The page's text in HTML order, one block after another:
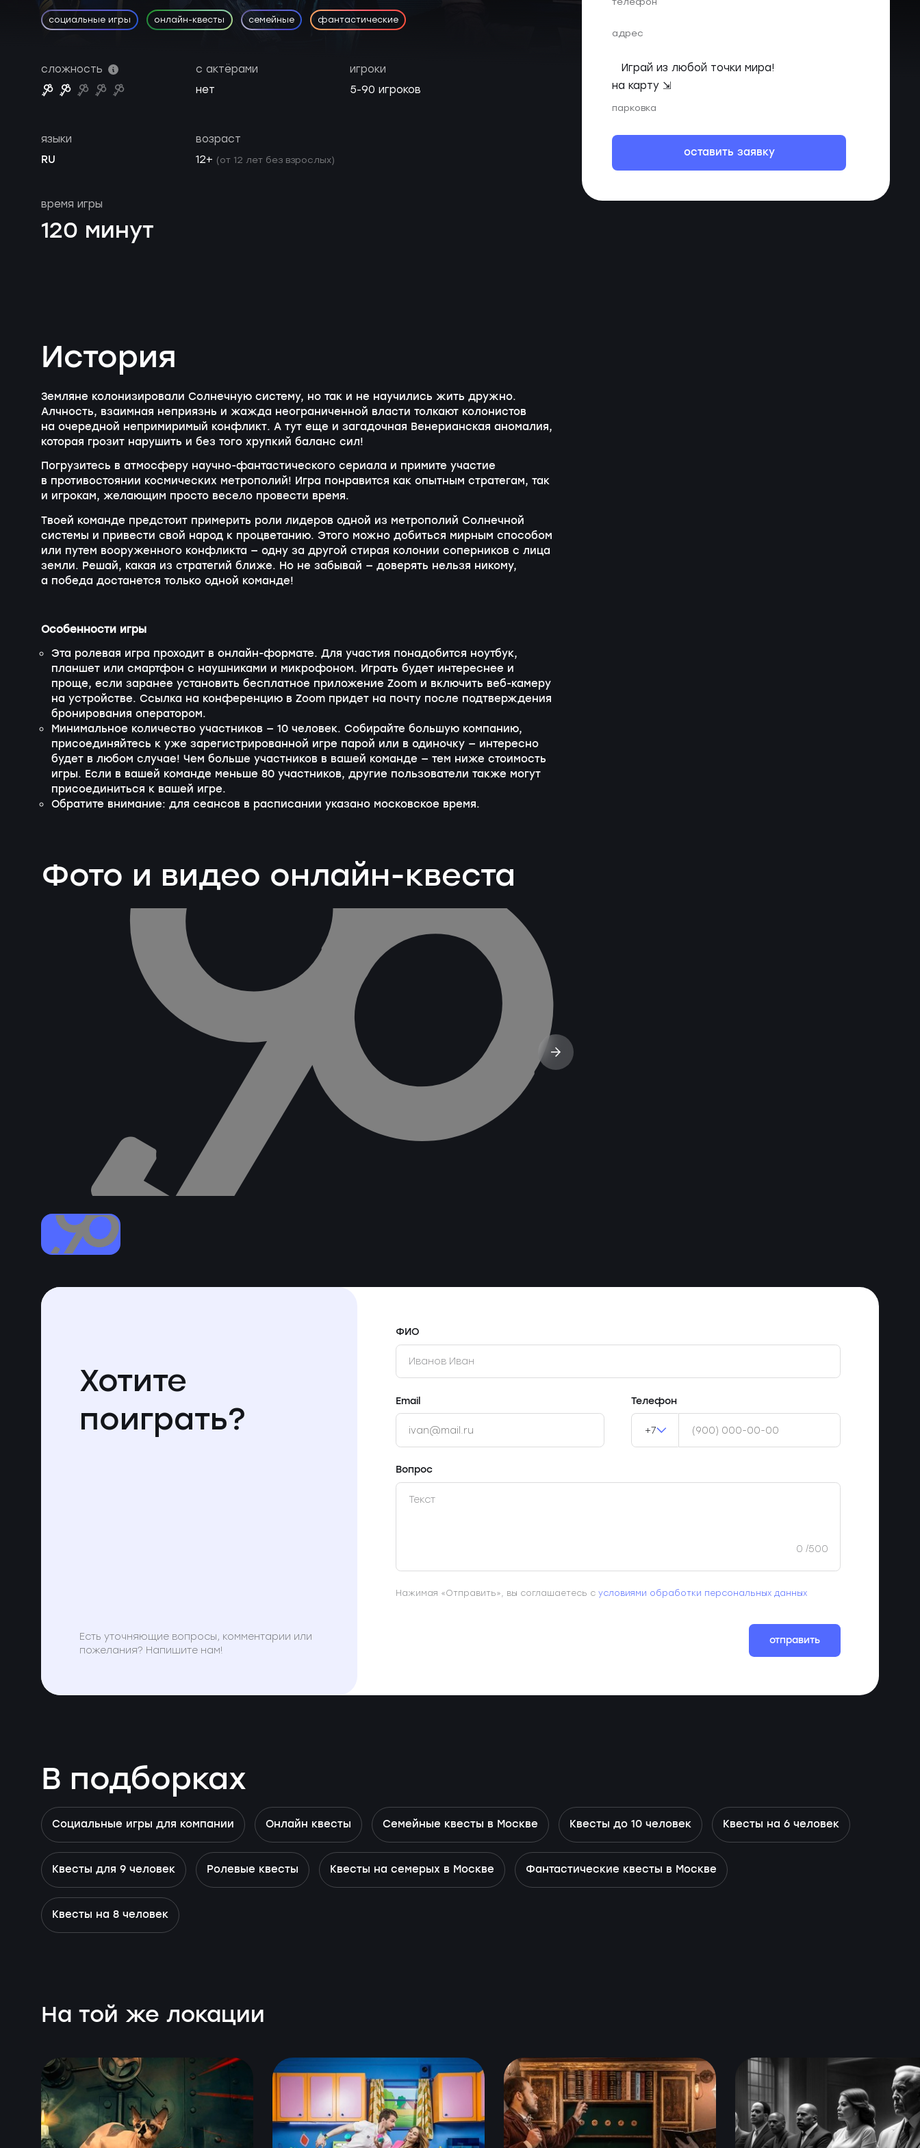
социальные игры онлайн-квесты семейные фантастические
адрес
Играй из любой точки мира!
на карту ⇲
парковка
оставить заявку
сложность
с актёрами
нет
игроки
5-90 игроков
языки
RU
возраст
12+ (от 12 лет без взрослых)
время игры
120 минут
История
Земляне колонизировали Солнечную систему, но так и не научились жить дружно.
Алчность, взаимная неприязнь и жажда неограниченной власти толкают колонистов
на очередной непримиримый конфликт. А тут еще и загадочная Венерианская аномалия,
которая грозит нарушить и без того хрупкий баланс сил!
Погрузитесь в атмосферу научно-фантастического сериала и примите участие
в противостоянии космических метрополий! Игра понравится как опытным стратегам, так
и игрокам, желающим просто весело провести время.
Твоей команде предстоит примерить роли лидеров одной из метрополий Солнечной
системы и привести свой народ к процветанию. Этого можно добиться мирным способом
или путем вооруженного конфликта — одну за другой стирая колонии соперников с лица
земли. Решай, какая из стратегий ближе. Но не забывай — доверять нельзя никому,
а победа достанется только одной команде!
Особенности игры
Эта ролевая игра проходит в онлайн-формате. Для участия понадобится ноутбук,
планшет или смартфон с наушниками и микрофоном. Играть будет интереснее и
проще, если заранее установить бесплатное приложение Zoom и включить веб-камеру
на устройстве. Ссылка на конференцию в Zoom придет на почту после подтверждения
бронирования оператором.
Минимальное количество участников — 10 человек. Собирайте большую компанию,
присоединяйтесь к уже зарегистрированной игре парой или в одиночку — интересно
будет в любом случае! Чем больше участников в вашей команде — тем ниже стоимость
игры. Если в вашей команде меньше 80 участников, другие пользователи также могут
присоединиться к вашей игре.
Обратите внимание: для сеансов в расписании указано московское время.
Фото и видео онлайн-квеста
Хотите
поиграть?
Есть уточняющие вопросы, комментарии или
пожелания? Напишите нам!
ФИО
Email Телефон
+7
Вопрос
0 /500
Нажимая «Отправить», вы соглашаетесь с условиями обработки персональных данных
отправить
В подборках
Социальные игры для компании Онлайн квесты Семейные квесты в Москве Квесты до 10 человек Квесты на 6 человек
Квесты для 9 человек Ролевые квесты Квесты на семерых в Москве Фантастические квесты в Москве
Квесты на 8 человек
На той же локации